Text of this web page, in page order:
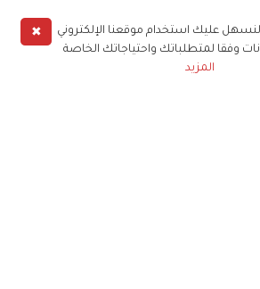
✖
عليك استخدام موقعنا الإلكتروني
وفقا لمتطلباتك واحتياجاتك الخاصة
المزيد